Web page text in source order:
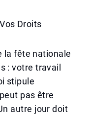
Droits
la fête nationale
: votre travail
stipule
pas être
autre jour doit